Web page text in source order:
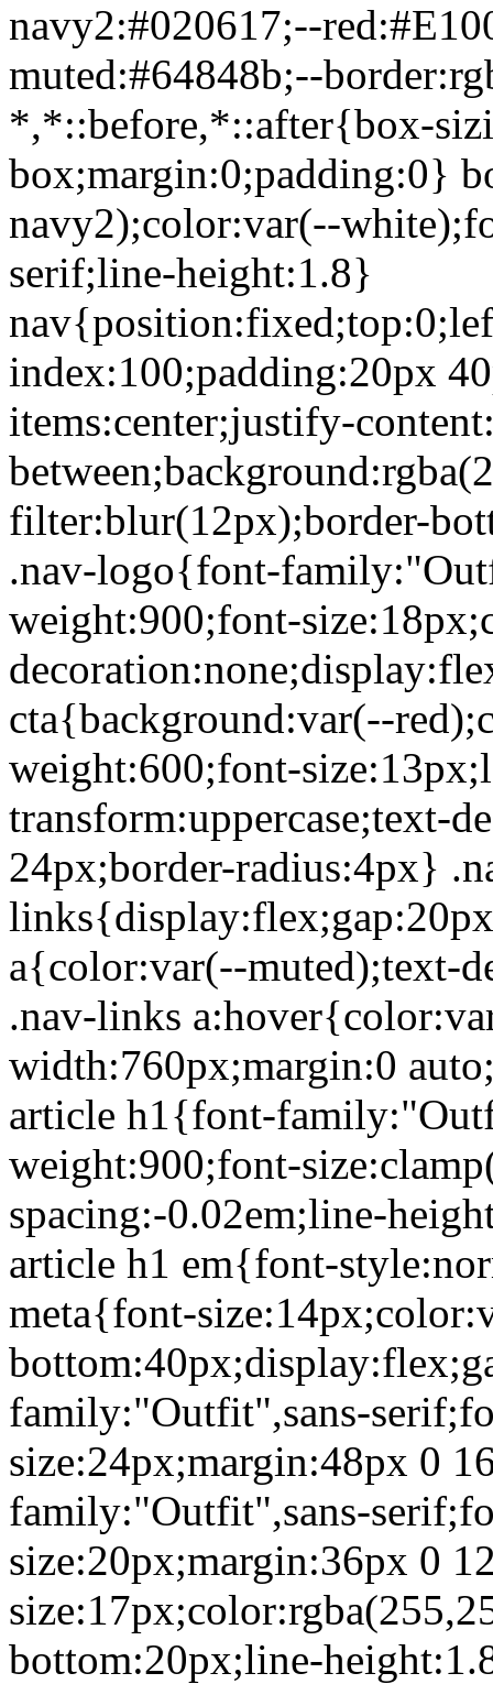
navy2:#020617;--
muted:#64848b;--
*,*::before,*::after{box-
box;margin:0;padding:0}
navy2);color:var(--
serif;line-height:1.8}
index:100;padding:20px
items:center;justify-
filter:blur(12px);border-
.nav-logo{font-
weight:900;font-
cta{background:var(--
weight:600;font-
transform:uppercase;text-
24px;border-radius:4px}
a{color:var(--muted);text-
.nav-links
width:760px;margin:0
article h1{font-
weight:900;font-
spacing:-0.02em;line-
article h1 em{font-
meta{font-
family:"Outfit",sans-
size:24px;margin:48px 0
family:"Outfit",sans-
size:20px;margin:36px 0
bottom:20px;line-